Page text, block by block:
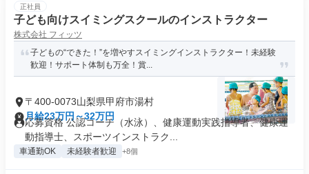
正社員
子ども向けスイミングスクールのインストラクター
株式会社 フィッツ
子どもの“できた！”を増やすスイミングインストラクター！未経験
歓迎！サポート体制も万全！賞...
〒400-0073山梨県甲府市湯村
月給23万円～32万円
応募資格 公認コーチ（水泳）、健康運動実践指導者、健康運
動指導士、スポーツインストラク...
車通勤OK 未経験者歓迎 +8個